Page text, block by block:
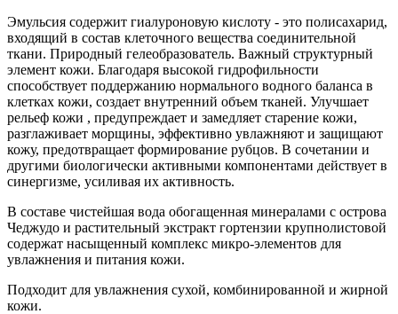
Эмульсия содержит гиалуроновую кислоту - это полисахарид,
входящий в состав клеточного вещества соединительной
ткани. Природный гелеобразователь. Важный структурный
элемент кожи. Благодаря высокой гидрофильности
способствует поддержанию нормального водного баланса в
клетках кожи, создает внутренний объем тканей. Улучшает
рельеф кожи , предупреждает и замедляет старение кожи,
разглаживает морщины, эффективно увлажняют и защищают
кожу, предотвращает формирование рубцов. В сочетании и
другими биологически активными компонентами действует в
синергизме, усиливая их активность.
В составе чистейшая вода обогащенная минералами с острова
Чеджудо и растительный экстракт гортензии крупнолистовой
содержат насыщенный комплекс микро-элементов для
увлажнения и питания кожи.
Подходит для увлажнения сухой, комбинированной и жирной
кожи.